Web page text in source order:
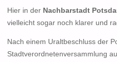
Hier in der Nachbarstadt
vielleicht sogar noch klarer und
Nach einem Uraltbeschluss der
Stadtverordnetenversammlung